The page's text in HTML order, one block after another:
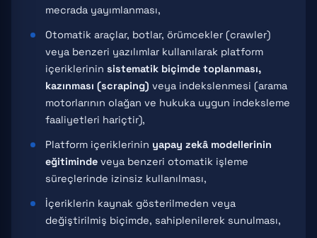
mecrada yayımlanması,
Otomatik araçlar, botlar, örümcekler (crawler)
veya benzeri yazılımlar kullanılarak platform
içeriklerinin sistematik biçimde toplanması,
kazınması (scraping) veya indekslenmesi (arama
motorlarının olağan ve hukuka uygun indeksleme
faaliyetleri hariçtir),
Platform içeriklerinin yapay zekâ modellerinin
eğitiminde veya benzeri otomatik işleme
süreçlerinde izinsiz kullanılması,
İçeriklerin kaynak gösterilmeden veya
değiştirilmiş biçimde, sahiplenilerek sunulması,